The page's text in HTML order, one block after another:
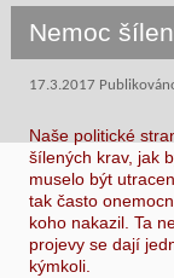
Nemoc
17.3.2017
Naše politické
šílených krav, jak
muselo být
tak často
koho nakazil. Ta
projevy se dají
kýmkoli.